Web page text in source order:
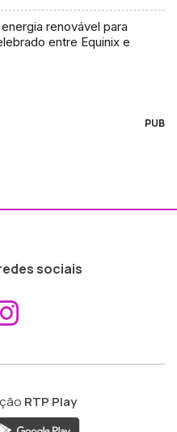
renovável para
entre Equinix e
PUB
sociais
ao
RTP Play